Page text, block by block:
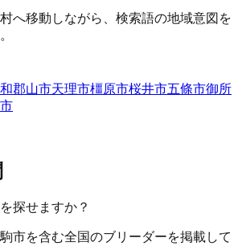
へ移動しながら、検索語の地域意図を
郡山市天理市橿原市桜井市五條市御所
探せますか？
市を含む全国のブリーダーを掲載して